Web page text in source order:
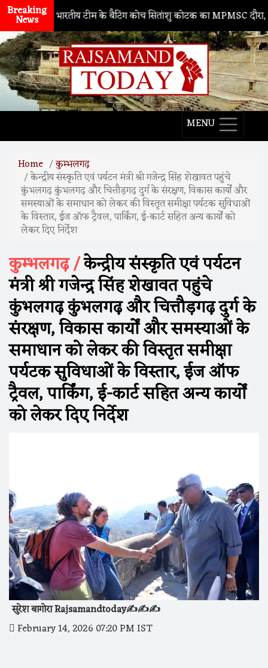
Breaking
News
। भारतीय टीम के बैटिंग कोच सितांशु कोटक का MPMSC दौरा, युवा
MENU
Home कुम्भलगढ़
केन्द्रीय संस्कृति एवं पर्यटन मंत्री श्री गजेन्द्र सिंह शेखावत पहुंचे
कुंभलगढ़ कुंभलगढ़ और चित्तौड़गढ़ दुर्ग के संरक्षण, विकास कार्यों और
समस्याओं के समाधान को लेकर की विस्तृत समीक्षा पर्यटक सुविधाओं
के विस्तार, ईज ऑफ ट्रैवल, पार्किंग, ई-कार्ट सहित अन्य कार्यों को
लेकर दिए निर्देश
कुम्भलगढ़ /केन्द्रीय संस्कृति एवं पर्यटन
मंत्री श्री गजेन्द्र सिंह शेखावत पहुंचे
कुंभलगढ़ कुंभलगढ़ और चित्तौड़गढ़ दुर्ग के
संरक्षण, विकास कार्यों और समस्याओं के
समाधान को लेकर की विस्तृत समीक्षा
पर्यटक सुविधाओं के विस्तार, ईज ऑफ
ट्रैवल, पार्किंग, ई-कार्ट सहित अन्य कार्यों
को लेकर दिए निर्देश
सुरेश बागोरा Rajsamandtoday✍️✍️✍️
February 14, 2026 07:20 PM IST